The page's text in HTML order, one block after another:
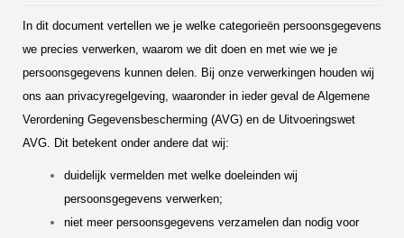
In dit document vertellen we je welke categorieën persoonsgegevens
we precies verwerken, waarom we dit doen en met wie we je
persoonsgegevens kunnen delen. Bij onze verwerkingen houden wij
ons aan privacyregelgeving, waaronder in ieder geval de Algemene
Verordening Gegevensbescherming (AVG) en de Uitvoeringswet
AVG. Dit betekent onder andere dat wij:
duidelijk vermelden met welke doeleinden wij
persoonsgegevens verwerken;
niet meer persoonsgegevens verzamelen dan nodig voor